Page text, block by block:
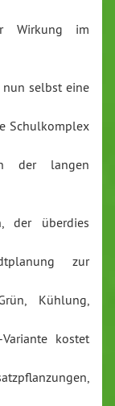
Wirkung im
nun selbst eine
Schulkomplex
der langen
der überdies
zur
Kühlung,
kostet